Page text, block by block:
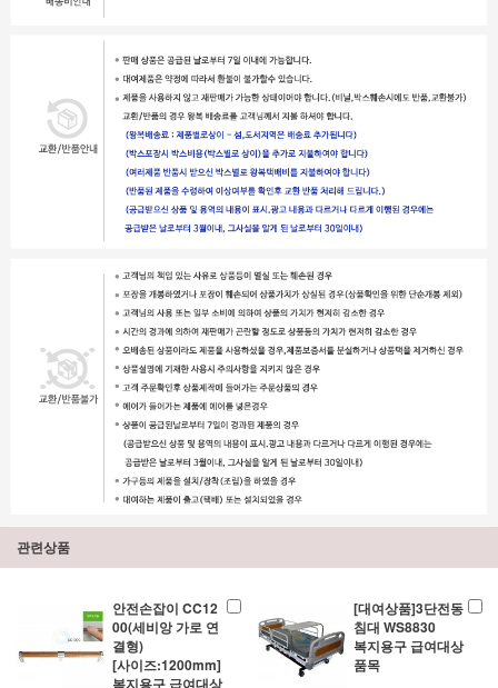
관련상품
안전손잡이 CC12
00(세비앙 가로 연
결형)
[사이즈:1200mm]
복지용구 급여대상
[대여상품]3단전동
침대 WS8830
복지용구 급여대상
품목